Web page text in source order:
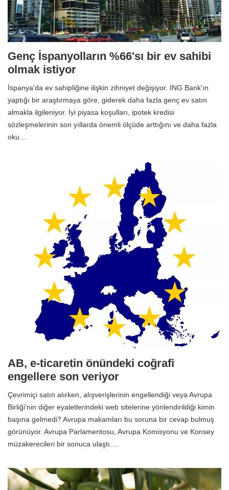
Genç İspanyolların %66'sı bir ev sahibi
olmak istiyor
İspanya'da ev sahipliğine ilişkin zihniyet değişiyor. ING Bank'ın
yaptığı bir araştırmaya göre, giderek daha fazla genç ev satın
almakla ilgileniyor. İyi piyasa koşulları, ipotek kredisi
sözleşmelerinin son yıllarda önemli ölçüde arttığını ve daha fazla
oku…
AB, e-ticaretin önündeki coğrafi
engellere son veriyor
Çevrimiçi satın alırken, alışverişlerinin engellendiği veya Avrupa
Birliği'nin diğer eyaletlerindeki web sitelerine yönlendirildiği kimin
başına gelmedi? Avrupa makamları bu soruna bir cevap bulmuş
görünüyor. Avrupa Parlamentosu, Avrupa Komisyonu ve Konsey
müzakerecileri bir sonuca ulaştı.…